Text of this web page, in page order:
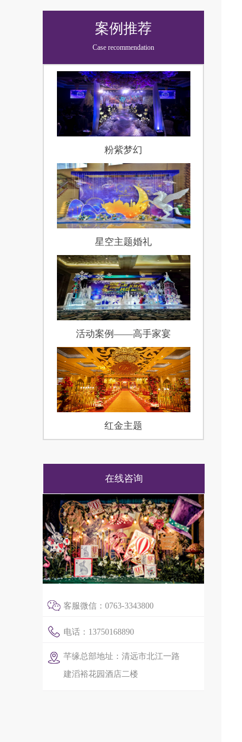
案例推荐
Case recommendation
粉紫梦幻
星空主题婚礼
活动案例——高手家宴
红金主题
在线咨询
客服微信：0763-3343800
电话：13750168890
芊缘总部地址：清远市北江一路
建滔裕花园酒店二楼